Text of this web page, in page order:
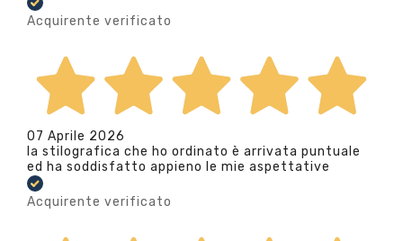
Acquirente verificato
07 Aprile 2026
la stilografica che ho ordinato è arrivata puntuale
ed ha soddisfatto appieno le mie aspettative
Acquirente verificato